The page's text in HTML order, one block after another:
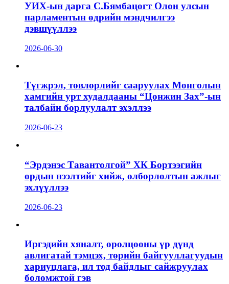
УИХ-ын дарга С.Бямбацогт Олон улсын
парламентын өдрийн мэндчилгээ
дэвшүүллээ
2026-06-30
Түгжрэл, төвлөрлийг сааруулах Монголын
хамгийн урт худалдааны “Цонжин Зах”-ын
талбайн борлуулалт эхэллээ
2026-06-23
“Эрдэнэс Тавантолгой” ХК Бортээгийн
ордын нээлтийг хийж, олборлолтын ажлыг
эхлүүллээ
2026-06-23
Иргэдийн хяналт, оролцооны үр дүнд
авлигатай тэмцэх, төрийн байгууллагуудын
хариуцлага, ил тод байдлыг сайжруулах
боломжтой гэв